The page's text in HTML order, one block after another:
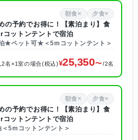
朝食× 夕食×
の予約でお得に！【素泊まり】食
ットンテントで宿泊
★ペット可★＜5mコットンテント＞
2名×1室の場合(税込) 25,350 /2名
朝食× 夕食×
の予約でお得に！【素泊まり】食
ットンテントで宿泊
＜5mコットンテント＞